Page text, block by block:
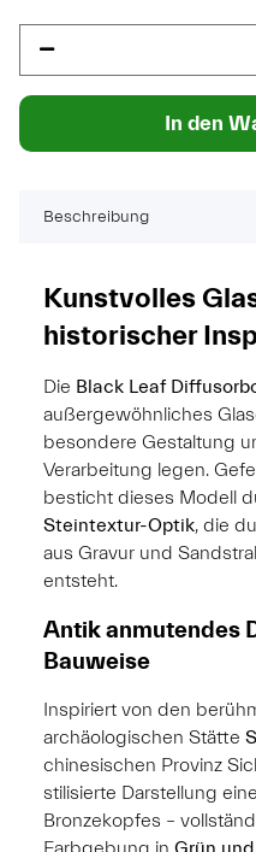
In den
Beschreibung
Kunstvolles
historischer
Die Black Leaf
außergewöhnliches
besondere Gestaltung
Verarbeitung legen.
besticht dieses Modell
Steintextur-Optik, die
aus Gravur und
entsteht.
Antik anmutendes
Bauweise
Inspiriert von den
archäologischen Stätte
chinesischen Provinz
stilisierte Darstellung
Bronzekopfes –